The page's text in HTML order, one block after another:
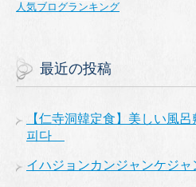
人気ブログランキング
最近の投稿
【仁寺洞韓定食】美しい風
피다
イハジョンカンジャンケジ